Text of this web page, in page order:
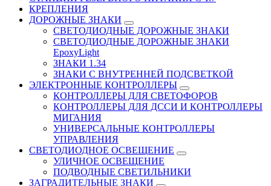
КРЕПЛЕНИЯ
ДОРОЖНЫЕ ЗНАКИ
СВЕТОДИОДНЫЕ ДОРОЖНЫЕ ЗНАКИ
СВЕТОДИОДНЫЕ ДОРОЖНЫЕ ЗНАКИ
EpoxyLight
ЗНАКИ 1.34
ЗНАКИ С ВНУТРЕННЕЙ ПОДСВЕТКОЙ
ЭЛЕКТРОННЫЕ КОНТРОЛЛЕРЫ
КОНТРОЛЛЕРЫ ДЛЯ СВЕТОФОРОВ
КОНТРОЛЛЕРЫ ДЛЯ ДССИ И КОНТРОЛЛЕРЫ
МИГАНИЯ
УНИВЕРСАЛЬНЫЕ КОНТРОЛЛЕРЫ
УПРАВЛЕНИЯ
СВЕТОДИОДНОЕ ОСВЕЩЕНИЕ
УЛИЧНОЕ ОСВЕЩЕНИЕ
ПОДВОДНЫЕ СВЕТИЛЬНИКИ
ЗАГРАДИТЕЛЬНЫЕ ЗНАКИ